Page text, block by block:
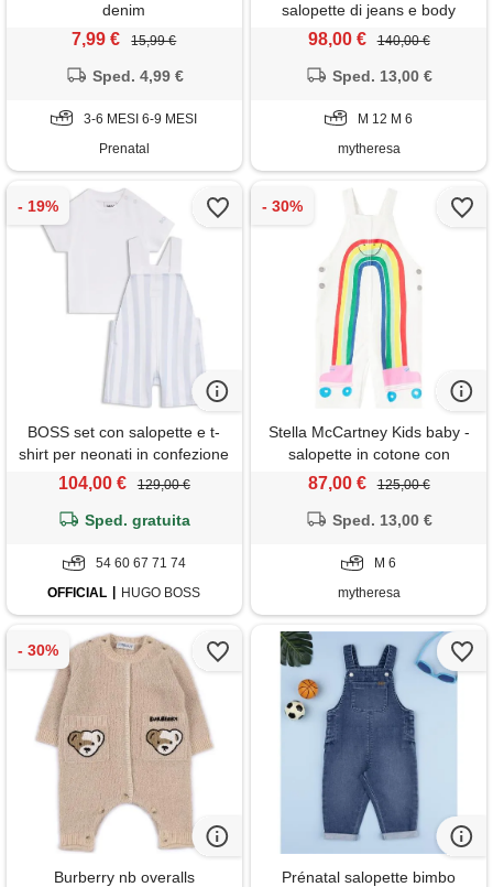
denim
7,99 € 15,99 €
Sped. 4,99 €
3-6 MESI 6-9 MESI
Prenatal
salopette di jeans e body
98,00 € 140,00 €
Sped. 13,00 €
M 12 M 6
mytheresa
BOSS set con salopette e t-
shirt per neonati in confezione
regalo, celeste
104,00 € 129,00 €
Sped. gratuita
54 60 67 71 74
OFFICIAL
HUGO BOSS
Stella McCartney Kids baby -
salopette in cotone con
stampa
87,00 € 125,00 €
Sped. 13,00 €
M 6
mytheresa
Burberry nb overalls
Prénatal salopette bimbo